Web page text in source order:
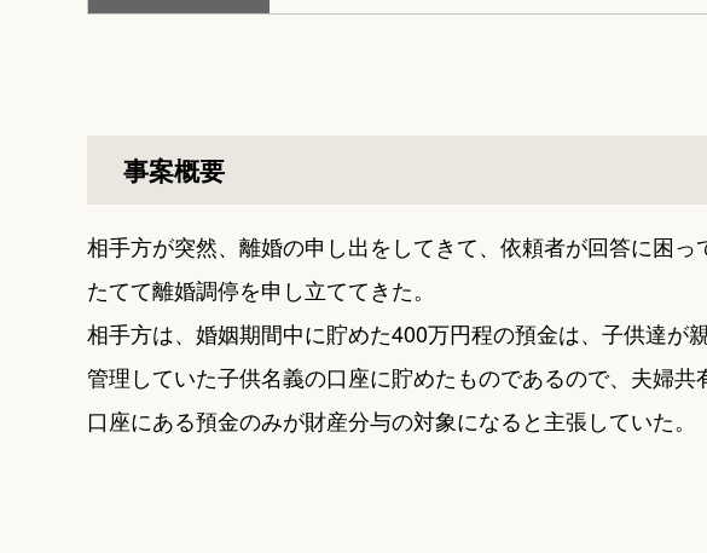
事案概要
相手方が突然、離婚の申し出をしてきて、依頼者が回答に困
たてて離婚調停を申し立ててきた。
相手方は、婚姻期間中に貯めた400万円程の預金は、子供達が
管理していた子供名義の口座に貯めたものであるので、夫婦
口座にある預金のみが財産分与の対象になると主張していた。